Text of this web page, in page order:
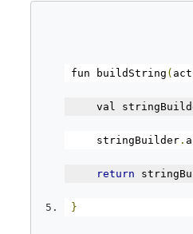
fun buildString (
val
stringBuilder .
return
}